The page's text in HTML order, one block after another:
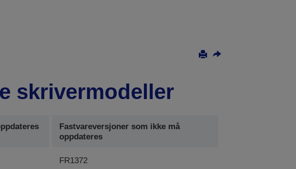
skrivermodeller
Fastvareversjoner som ikke må
oppdateres
FR1372